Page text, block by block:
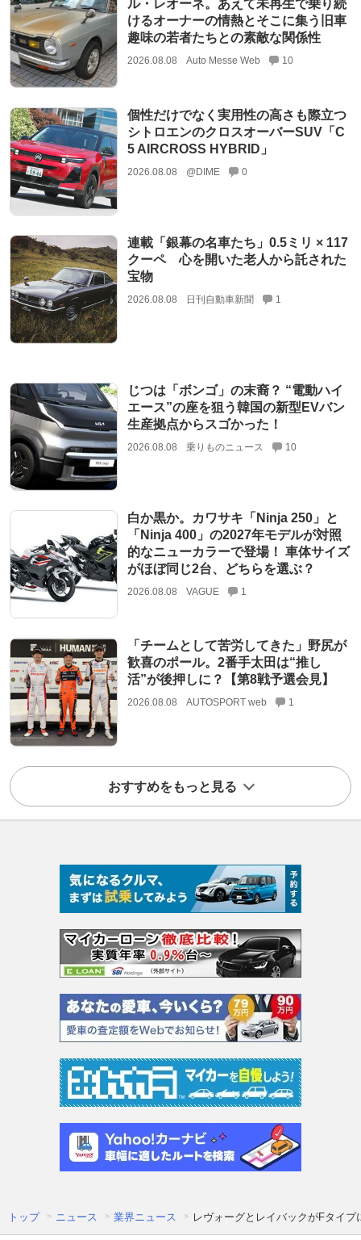
ル・レオーネ。あえて未再生で乗り続
けるオーナーの情熱とそこに集う旧車
趣味の若者たちとの素敵な関係性
2026.08.08 Auto Messe Web 10
個性だけでなく実用性の高さも際立つ
シトロエンのクロスオーバーSUV「C
5 AIRCROSS HYBRID」
2026.08.08 @DIME 0
連載「銀幕の名車たち」0.5ミリ × 117
クーペ 心を開いた老人から託された
宝物
2026.08.08 日刊自動車新聞 1
じつは「ボンゴ」の末裔？ “電動ハイ
エース”の座を狙う韓国の新型EVバン
生産拠点からスゴかった！
2026.08.08 乗りものニュース 10
白か黒か。カワサキ「Ninja 250」と
「Ninja 400」の2027年モデルが対照
的なニューカラーで登場！ 車体サイズ
がほぼ同じ2台、どちらを選ぶ？
2026.08.08 VAGUE 1
「チームとして苦労してきた」野尻が
歓喜のポール。2番手太田は“推し
活”が後押しに？【第8戦予選会見】
2026.08.08 AUTOSPORT web 1
おすすめをもっと見る
トップ ニュース 業界ニュース レヴォーグとレイバックがFタイ